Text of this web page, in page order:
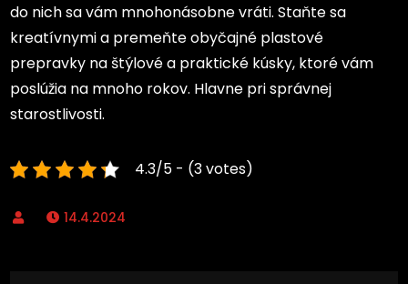
do nich sa vám mnohonásobne vráti. Staňte sa
kreatívnymi a premeňte obyčajné plastové
prepravky na štýlové a praktické kúsky, ktoré vám
poslúžia na mnoho rokov. Hlavne pri správnej
starostlivosti.
4.3/5 - (3 votes)
14.4.2024